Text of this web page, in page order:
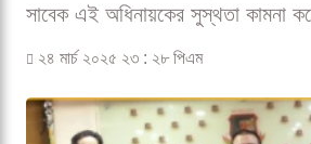
সাবেক এই অধিনায়কের সুস্থতা কামনা
২৪ মার্চ ২০২৫ ২৩ : ২৮ পিএম